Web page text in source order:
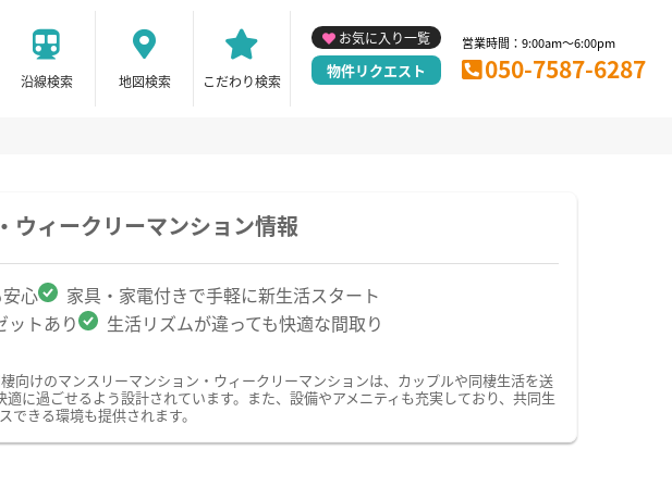
沿線検索 地図検索 こだわり検索
お気に入り一覧
物件リクエスト
営業時間：9:00am～6:00pm
050-7587-6287
ウィークリーマンション情報
心
家具・家電付きで手軽に新生活スタート
ットあり 生活リズムが違っても快適な間取り
けのマンスリーマンション・ウィークリーマンションは、カップルや同棲生活を送
に過ごせるよう設計されています。また、設備やアメニティも充実しており、共同生
きる環境も提供されます。